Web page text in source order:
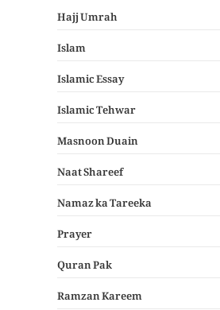
Hajj Umrah
Islam
Islamic Essay
Islamic Tehwar
Masnoon Duain
Naat Shareef
Namaz ka Tareeka
Prayer
Quran Pak
Ramzan Kareem